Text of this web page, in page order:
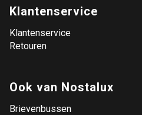
Klantenservice
Klantenservice
Retouren
Ook van Nostalux
Brievenbussen